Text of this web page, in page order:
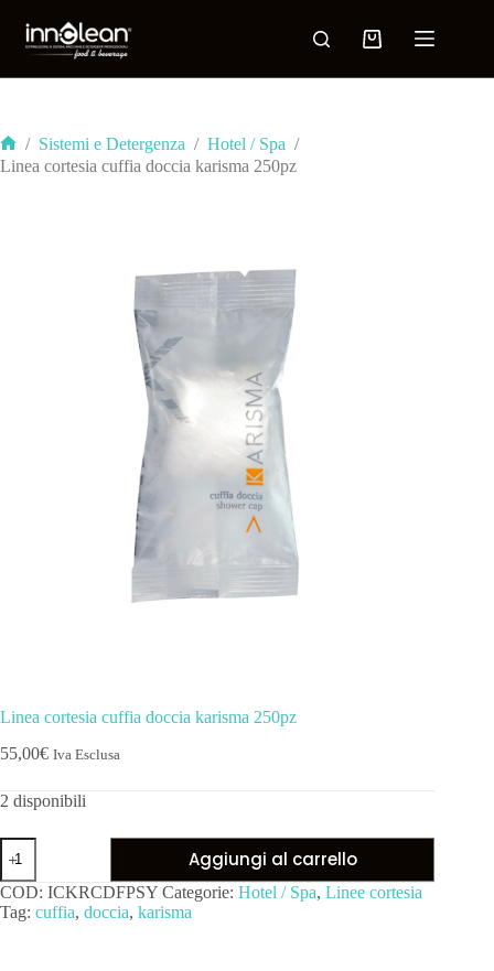
/ Sistemi e Detergenza / Hotel / Spa /
Linea cortesia cuffia doccia karisma 250pz
Linea cortesia cuffia doccia karisma 250pz
55,00€ Iva Esclusa
2 disponibili
Aggiungi al carrello
COD: ICKRCDFPSY Categorie: Hotel / Spa, Linee cortesia
Tag: cuffia, doccia, karisma